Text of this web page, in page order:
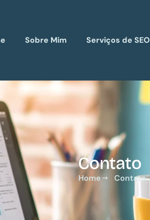
Sobre Mim Serviços de SEO
Contato
Home Contato